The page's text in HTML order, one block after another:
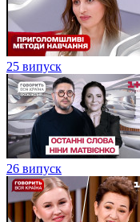
25 випуск
26 випуск